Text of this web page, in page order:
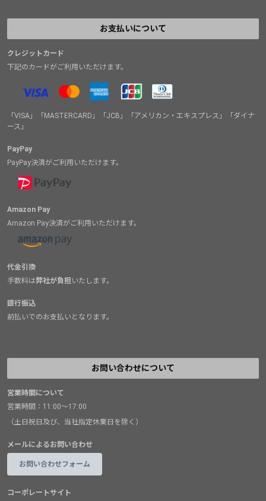
お支払いについて
クレジットカード
下記のカードがご利用いただけます。
「VISA」「MASTERCARD」「JCB」「アメリカン・エキスプレス」「ダイナ
ース」
PayPay
PayPay決済がご利用いただけます。
Amazon Pay
Amazon Pay決済がご利用いただけます。
代金引換
手数料は弊社が負担いたします。
銀行振込
前払いでのお支払いとなります。
お問い合わせについて
営業時間について
営業時間：11:00～17:00
（土日祝日及び、当社指定休業日を除く）
メールによるお問い合わせ
お問い合わせフォーム
コーポレートサイト